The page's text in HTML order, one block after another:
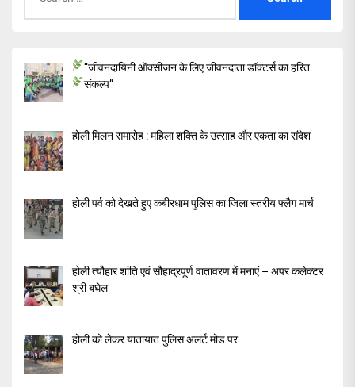
“जीवनदायिनी ऑक्सीजन के लिए जीवनदाता डॉक्टर्स का हरित
संकल्प”
होली मिलन समारोह : महिला शक्ति के उत्साह और एकता का संदेश
होली पर्व को देखते हुए कबीरधाम पुलिस का जिला स्तरीय फ्लैग मार्च
होली त्यौहार शांति एवं सौहाद्रपूर्ण वातावरण में मनाएं – अपर कलेक्टर
श्री बघेल
होली को लेकर यातायात पुलिस अलर्ट मोड पर